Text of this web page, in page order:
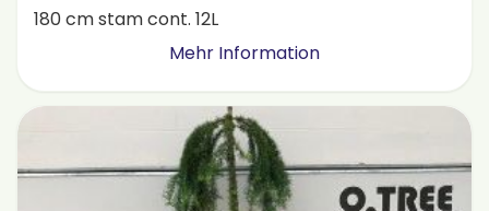
180 cm stam cont. 12L
Mehr Information